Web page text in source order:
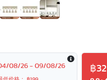
08/26 - 09/08/26 ฿